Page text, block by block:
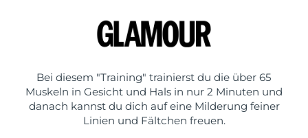
Bei diesem "Training" trainierst du die über 65
Muskeln in Gesicht und Hals in nur 2 Minuten und
danach kannst du dich auf eine Milderung feiner
Linien und Fältchen freuen.